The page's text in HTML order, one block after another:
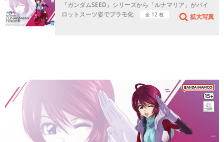
『ガンダムSEED』シリーズから「ルナマリア」がパイ
ロットスーツ姿でプラモ化
全 12 枚 拡大写真